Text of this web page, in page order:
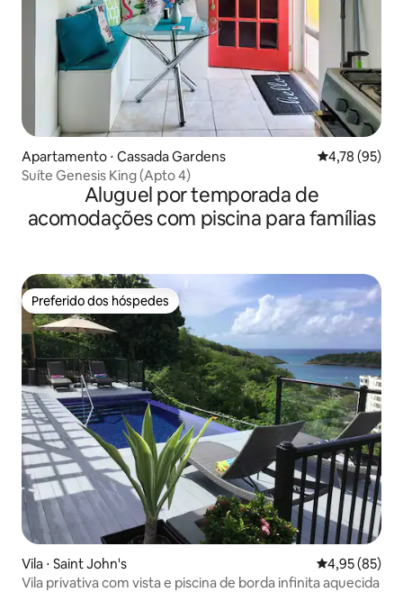
Apartamento ⋅ Cassada Gardens 4,78 de uma
4,78 (95)
Suíte Genesis King (Apto 4)
Aluguel por temporada de
acomodações com piscina para famílias
Preferido dos hóspedes
Preferido dos hóspedes
Vila ⋅ Saint John's 4,95 de uma
4,95 (85)
Vila privativa com vista e piscina de borda infinita aquecida